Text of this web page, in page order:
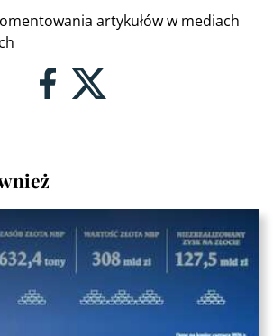
artykułów w mediach